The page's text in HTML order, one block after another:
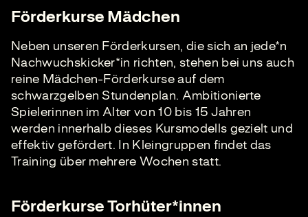
Förderkurse Mädchen
Neben unseren Förderkursen, die sich an jede*n
Nachwuchskicker*in richten, stehen bei uns auch
reine Mädchen-Förderkurse auf dem
schwarzgelben Stundenplan. Ambitionierte
Spielerinnen im Alter von 10 bis 15 Jahren
werden innerhalb dieses Kursmodells gezielt und
effektiv gefördert. In Kleingruppen findet das
Training über mehrere Wochen statt.
Förderkurse Torhüter*innen